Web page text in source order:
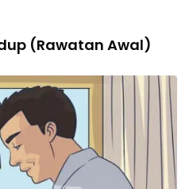
(Rawatan Awal)